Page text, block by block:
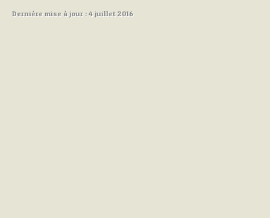
Dernière mise à jour : 4 juillet 2016